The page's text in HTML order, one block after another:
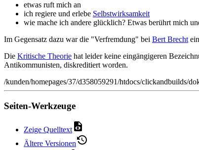
etwas ruft mich an
ich regiere und erlebe Selbstwirksamkeit
wie mache ich andere glücklich? Etwas berührt mich
Im Gegensatz dazu war die "Verfremdung" bei Bert Brecht
Die Kritische Theorie hat leider keine eingängigeren
Antikommunisten, diskreditiert worden.
/kunden/homepages/37/d358059291/htdocs/clickandbuilds/
Seiten-Werkzeuge
Zeige Quelltext
Ältere Versionen